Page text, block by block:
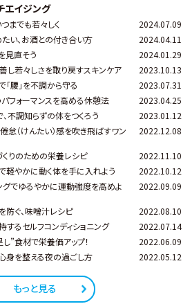
エイジング
までも若々しく
2024.07.09
い、お酒との付き合い方
2024.04.11
見直そう
2024.01.29
し若々しさを取り戻すスキンケア
2023.10.13
腰」を不調から守る
2023.07.31
フォーマンスを高める休憩法
2023.04.25
不調知らずの体をつくろう
2023.01.12
怠（けんたい）感を吹き飛ばすワン
2022.12.08
りのための栄養レシピ
2022.11.10
軽やかに動く体を手に入れよう
2022.10.12
グでゆるやかに運動強度を高めよ
2022.09.09
防ぐ、味噌汁レシピ
2022.08.10
するセルフコンディショニング
2022.07.14
”食材で栄養価アップ！
2022.06.09
身を整える夜の過ごし方 2022.05.12
もっと見る